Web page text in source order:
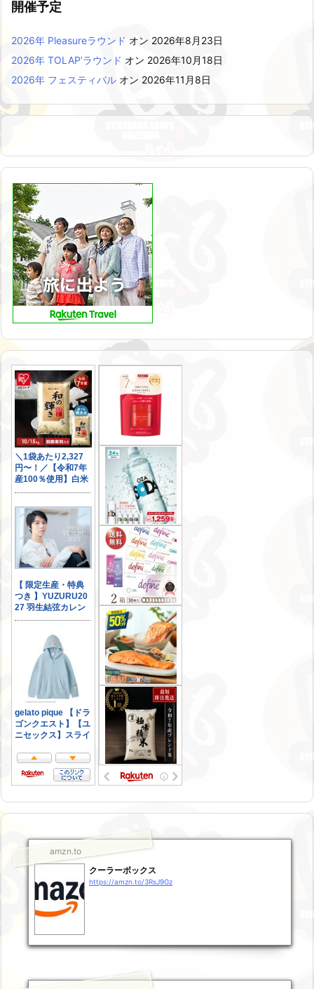
開催予定
2026年 Pleasureラウンド オン 2026年8月23日
2026年 TOLAP’ラウンド オン 2026年10月18日
2026年 フェスティバル オン 2026年11月8日
amzn.to
クーラーボックス
https://amzn.to/3RsJ9Gz